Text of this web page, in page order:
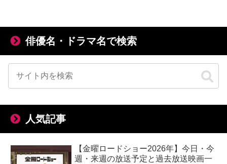
俳優名・ドラマ名で検索
人気記事
【金曜ロードショー2026年】今日・今
週・来週の放送予定と過去放送映画一